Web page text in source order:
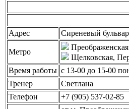
Адрес
Сиреневый
Метро
Щелковская,
Время работы с 13-00 до 15-00
Тренер
Светлана
Телефон
+7 (905) 537-02-85